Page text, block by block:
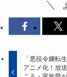
「悪役令嬢転
アニメ化！放